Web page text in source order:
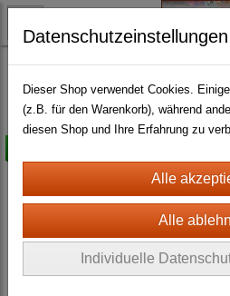
BÜRO UND GEWERBE Schreib-
Datenschutzeinstellungen
Dieser Shop verwendet Cookies.
(z.B. für den Warenkorb), während
diesen Shop und Ihre Erfahrung zu
Individuelle